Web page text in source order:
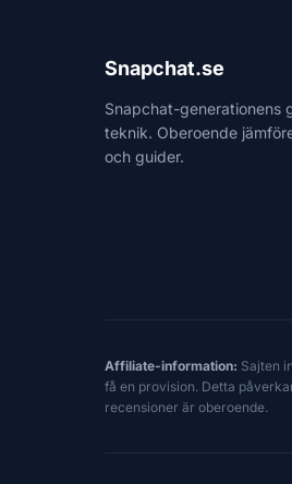
Snapchat.se
Snapchat-generationens
teknik. Oberoende
och guider.
Affiliate-information: Sajten
få en provision. Detta
recensioner är oberoende.